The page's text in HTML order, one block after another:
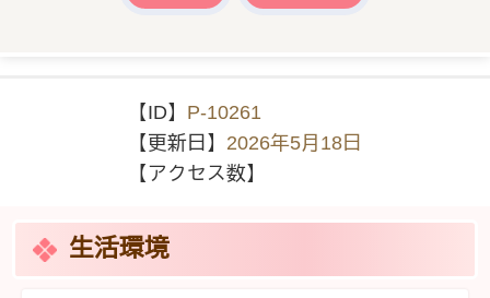
【ID】 P-10261
【更新日】 2026年5月18日
【アクセス数】
生活環境